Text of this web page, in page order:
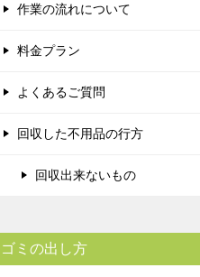
作業の流れについて
料金プラン
よくあるご質問
回収した不用品の行方
回収出来ないもの
ゴミの出し方